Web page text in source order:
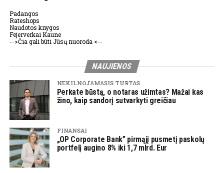
Padangos
Rateshops
Naudotos knygos
Fejerverkai Kaune
-->Čia gali būti Jūsų nuoroda <--
NAUJIENOS
NEKILNOJAMASIS TURTAS
Perkate būstą, o notaras užimtas? Mažai kas
žino, kaip sandorį sutvarkyti greičiau
FINANSAI
„OP Corporate Bank” pirmąjį pusmetį paskolų
portfelį augino 8% iki 1,7 mlrd. Eur